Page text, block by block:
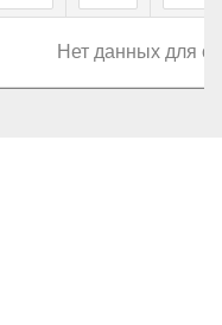
Нет данных для